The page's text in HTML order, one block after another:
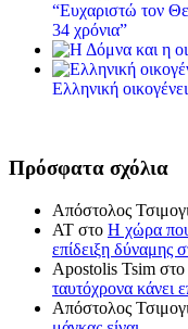
“Ευχαριστώ τον
34 χρόνια”
Ελληνική
Πρόσφατα σχόλια
Απόστολος
ΑΤ στο Η χώρα που
επίδειξη δύναμης
Apostolis Tsim στο
ταυτόχρονα κάνει
Απόστολος